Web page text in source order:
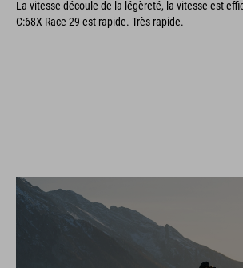
La vitesse découle de la légèreté, la vitesse est
C:68X Race 29 est rapide. Très rapide.